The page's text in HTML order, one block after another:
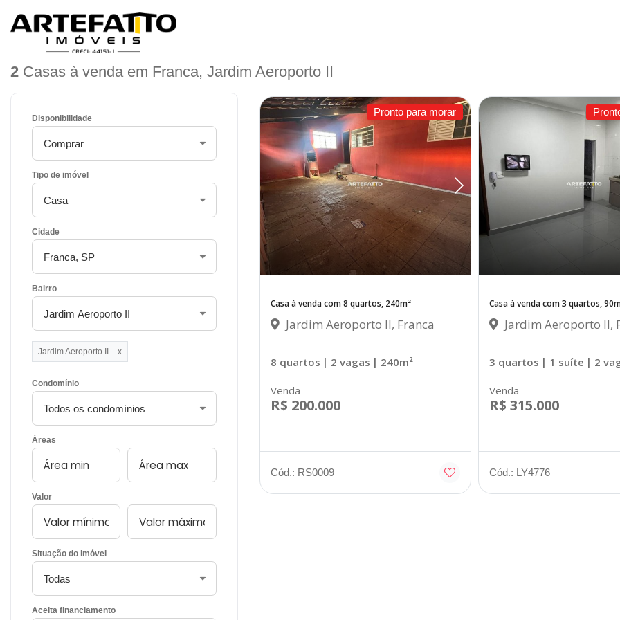
Home / Imóveis à venda / Casa / Franca
2 Casas à venda em Franca, Jardim Aeroporto II
Disponibilidade
Tipo de imóvel
Cidade
Bairro
Jardim Aeroporto II x
Condomínio
Áreas
Valor
Situação do imóvel
Aceita financiamento
Pronto para morar
Casa à venda com 8 quartos, 240m²
Jardim Aeroporto II, Franca
8 quartos | 2 vagas | 240m²
Venda
R$ 200.000
Cód.: RS0009
Casa à venda com 3 quartos,
Jardim Aeroporto II,
3 quartos | 1 suíte | 2
Venda
R$ 315.000
Cód.: LY4776